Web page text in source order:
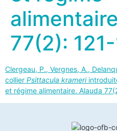
77(2):
Clergeau, P., Vergnes, A.,
collier Psittacula krameri
et régime alimentaire. Alauda